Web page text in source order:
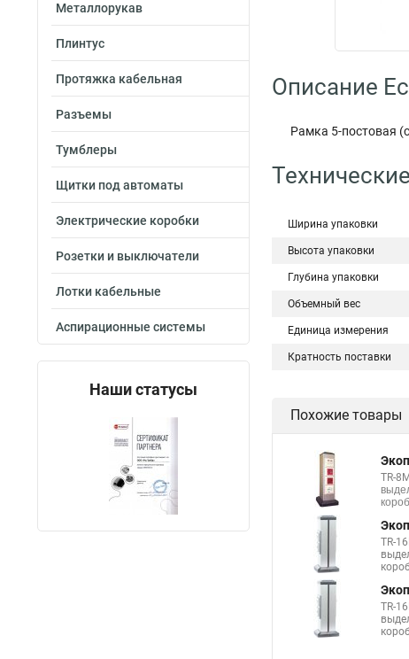
Металлорукав
Плинтус
Протяжка кабельная
Разъемы
Тумблеры
Щитки под автоматы
Электрические коробки
Розетки и выключатели
Лотки кабельные
Аспирационные системы
Наши статусы
Описание
Рамка 5-постовая
Ширина упаковки
Высота упаковки
Глубина упаковки
Объемный вес
Единица измерения
Кратность поставки
Похожие товары
TR-
TR-
TR-